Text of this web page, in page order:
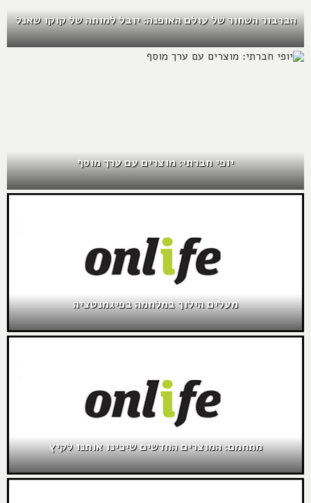
הברבור השחור של עולם האופנה: יובל למותה של קוקו שאנל
יופי חברתי: מוצרים עם ערך מוסף
מעלים הילוך במלחמה בפיגמנטציה
מתחמם: המוצרים החדשים שיכינו אותנו לקיץ